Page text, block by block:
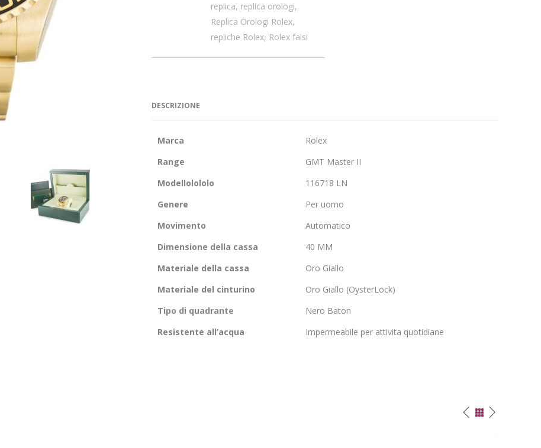
replica, replica orologi,
Replica Orologi Rolex,
repliche Rolex, Rolex falsi
DESCRIZIONE
Marca
Rolex
Range
GMT Master II
Modellolololo
116718 LN
Genere
Per uomo
Movimento
Automatico
Dimensione della cassa
40 MM
Materiale della cassa
Oro Giallo
Materiale del cinturino
Oro Giallo (OysterLock)
Tipo di quadrante
Nero Baton
Resistente all’acqua
Impermeabile per attivita quotidiane